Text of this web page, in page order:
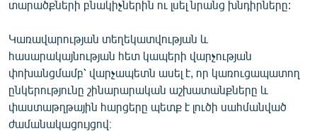
ԲԱՆԱՎԵՃ
ՁԳՏԵԼՈՎ ԼԱՎԱԳՈՒՅՆԻՆ
ՓՈԴՔԱՍԹ
տարածքների բնակիչներին ու լսել նրանց խնդիրները:
Կառավարության տեղեկատվության և
հասարակայնության հետ կապերի վարչության
փոխանցմամբ՝ վարչապետն ասել է, որ կառուցապատող
ընկերությունը շինարարական աշխատանքները և
փաստաթղթային հարցերը պետք է լուծի սահմանված
ժամանակացույցով։